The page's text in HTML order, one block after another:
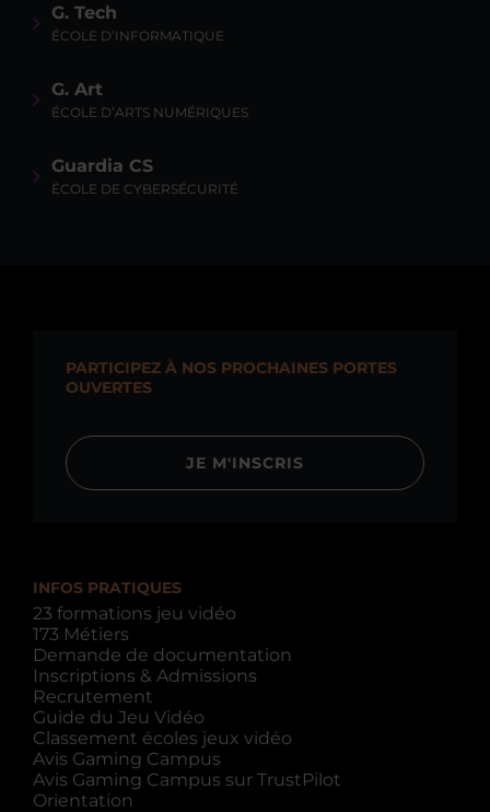
G. Tech
ÉCOLE D’INFORMATIQUE
G. Art
ÉCOLE D’ARTS NUMÉRIQUES
Guardia CS
ÉCOLE DE CYBERSÉCURITÉ
PARTICIPEZ À NOS PROCHAINES PORTES
OUVERTES
JE M'INSCRIS
INFOS PRATIQUES
23 formations jeu vidéo
173 Métiers
Demande de documentation
Inscriptions & Admissions
Recrutement
Guide du Jeu Vidéo
Classement écoles jeux vidéo
Avis Gaming Campus
Avis Gaming Campus sur TrustPilot
Orientation